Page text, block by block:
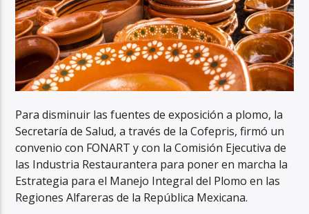
Para disminuir las fuentes de exposición a plomo, la
Secretaría de Salud, a través de la Cofepris, firmó un
convenio con FONART y con la Comisión Ejecutiva de
las Industria Restaurantera para poner en marcha la
Estrategia para el Manejo Integral del Plomo en las
Regiones Alfareras de la República Mexicana.